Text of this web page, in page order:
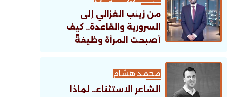
من زينب الغزالي إلى
السرورية والقاعدة.. كيف
أصبحت المرأة وظيفةً
محمد هشام
الشاعر الاستثناء.. لماذا